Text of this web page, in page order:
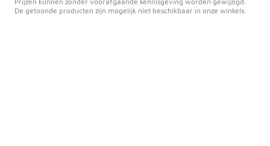
De getoonde producten zijn mogelijk niet beschikbaar in onze winkels.